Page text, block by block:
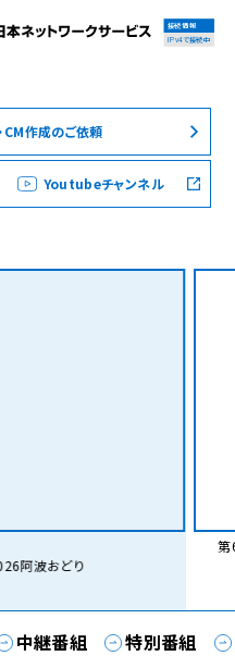
集合住宅オーナーの方
料金シミュレーション
接続情報
IPv4で接続中
CM作成のご依頼
Youtubeチャンネル
阿波おどり
第
中継番組 特別番組